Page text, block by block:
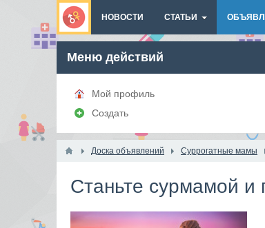
НОВОСТИ СТАТЬИ
Меню действий
Мой профиль
Создать
Доска объявлений Суррогатные мамы
Станьте сурмамой и